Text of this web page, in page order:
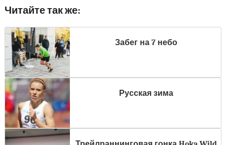
Читайте так же:
Забег на 7 небо
Русская зима